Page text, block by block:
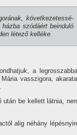
következetessé­
szódáért bein­duló
létező kelléke.
a
vasszigora,
után be kellett látnia,
alig néhány